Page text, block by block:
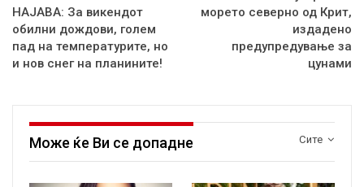
НАЈАВА: За викендот
обилни дождови, голем
пад на температурите, но
и нов снег на планините!
морето северно од Крит,
издадено
предупредување за
цунами
Сите
Може ќе Ви се допадне